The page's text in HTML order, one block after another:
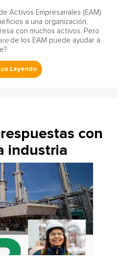
Activos Empresariales (EAM)
a una organización,
con muchos activos. Pero
de los EAM puede ayudar a
con
industria